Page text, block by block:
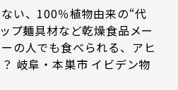
い、100％植物由来の“代
プ麺具材など乾燥食品メー
の人でも食べられる、アヒ
岐阜・本巣市 イビデン物